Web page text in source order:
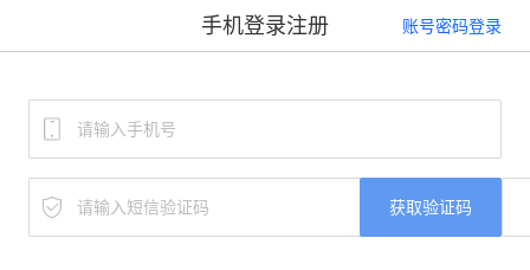
手机登录注册 账号密码登录
获取验证码